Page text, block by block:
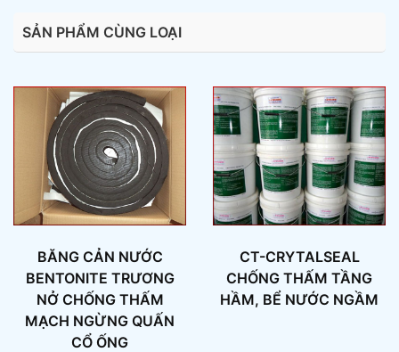
SẢN PHẨM CÙNG LOẠI
BĂNG CẢN NƯỚC
BENTONITE TRƯƠNG
NỞ CHỐNG THẤM
MẠCH NGỪNG QUẤN
CỔ ỐNG
CT-CRYTALSEAL
CHỐNG THẤM TẦNG
HẦM, BỂ NƯỚC NGẦM